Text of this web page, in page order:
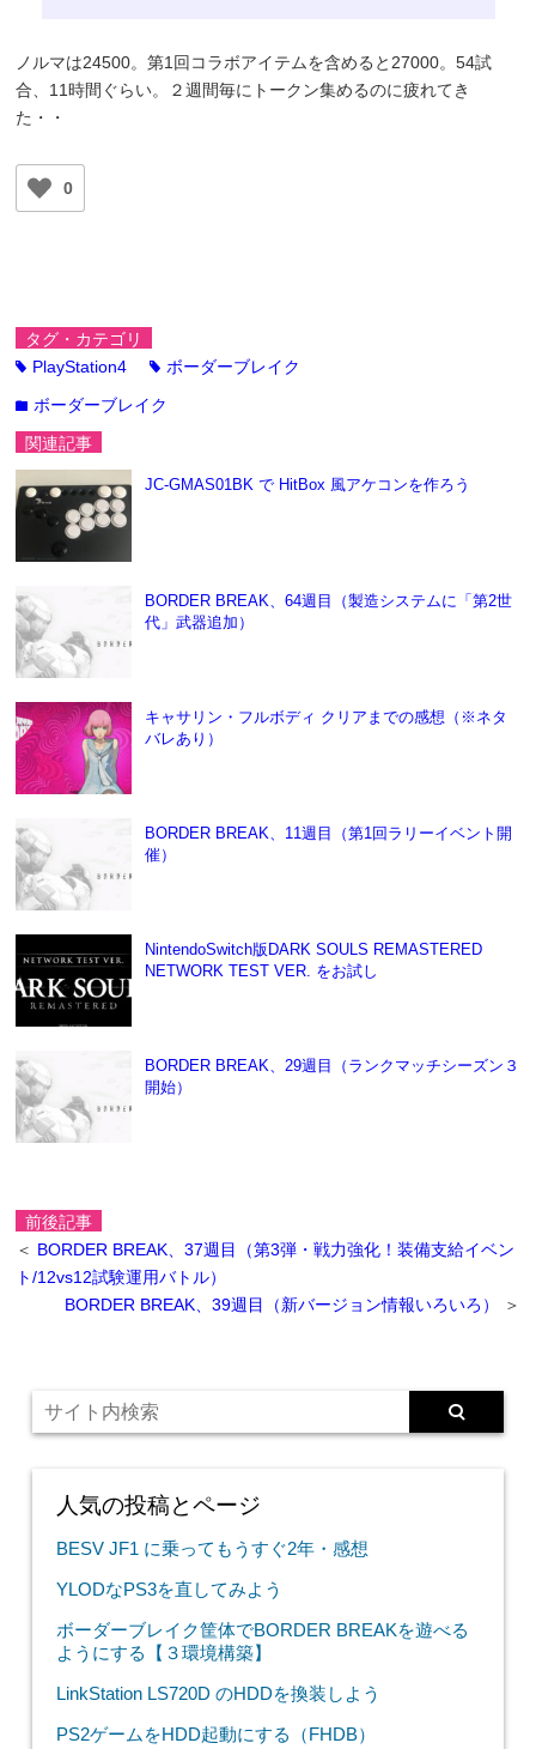
ノルマは24500。第1回コラボアイテムを含めると27000。54試
合、11時間ぐらい。２週間毎にトークン集めるのに疲れてき
た・・
0
タグ・カテゴリ
tag PlayStation4 tagボーダーブレイク
folderボーダーブレイク
関連記事
JC-GMAS01BK で HitBox 風アケコンを作ろう
BORDER BREAK、64週目（製造システムに「第2世
代」武器追加）
キャサリン・フルボディ クリアまでの感想（※ネタ
バレあり）
BORDER BREAK、11週目（第1回ラリーイベント開
催）
NintendoSwitch版DARK SOULS REMASTERED
NETWORK TEST VER. をお試し
BORDER BREAK、29週目（ランクマッチシーズン３
開始）
前後記事
＜ BORDER BREAK、37週目（第3弾・戦力強化！装備支給イベン
ト/12vs12試験運用バトル）
BORDER BREAK、39週目（新バージョン情報いろいろ）
＞
人気の投稿とページ
BESV JF1 に乗ってもうすぐ2年・感想
YLODなPS3を直してみよう
ボーダーブレイク筐体でBORDER BREAKを遊べる
ようにする【３環境構築】
LinkStation LS720D のHDDを換装しよう
PS2ゲームをHDD起動にする（FHDB）